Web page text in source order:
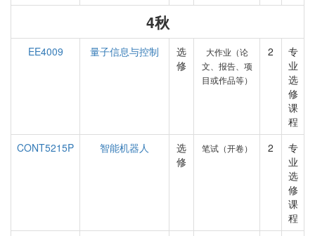
4秋
EE4009 量子信息与控制
选
修
大作业（论
文、报告、项
目或作品等）
2
专
业
选
修
课
程
CONT5215P
智能机器人
选
修
笔试（开卷） 2
专
业
选
修
课
程